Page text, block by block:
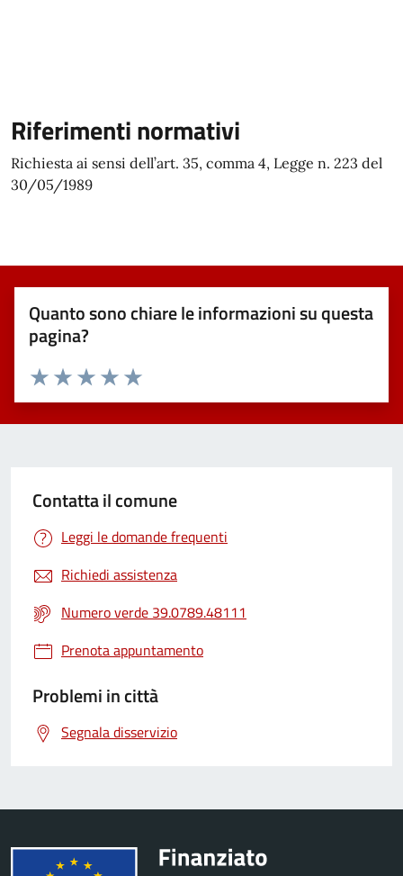
Riferimenti normativi
Richiesta ai sensi dell’art. 35, comma 4, Legge n. 223 del
30/05/1989
Quanto sono chiare le informazioni su questa
pagina?
Valuta 5 stelle su 5
Valuta 4 stelle su 5
Valuta 3 stelle su 5
Valuta 2 stelle su 5
Valuta 1 stelle su 5
Contatta il comune
Leggi le domande frequenti
Richiedi assistenza
Numero verde 39.0789.48111
Prenota appuntamento
Problemi in città
Segnala disservizio